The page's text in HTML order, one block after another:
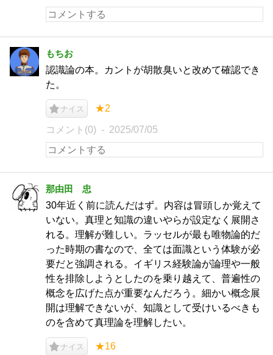
もちお
認識論の本。カントが胡散臭いと改めて確認でき
た。
ナイス ★2
コメント(0) 2025/07/05
那由田 忠
30年近く前に読んだはず。内容は冒頭しか覚えて
いない。真理と知識の違いやらが設定なく展開さ
れる。理解が難しい。ラッセルが最も唯物論的だ
った時期の書なので、全ては面識という体験が必
要だと強調される。イギリス経験論が論理や一般
性を排除しようとしたのを乗り越えて、普遍性の
概念を広げた点が重要なんだろう。細かい概念展
開は理解できないが、知識として受けいるべきも
のを含めて真理論を理解したい。
ナイス ★16